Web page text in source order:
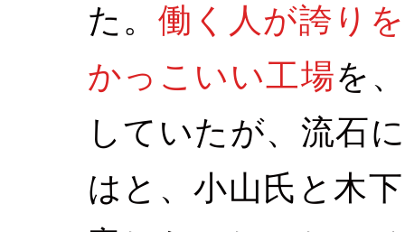
た。 働く人が誇り
かっこいい工場を
していたが、流石
はと、小山氏と木